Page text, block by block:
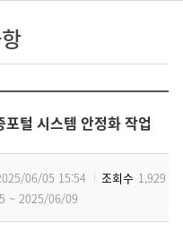
털 시스템 안정화 작업
06/05 15:54 조회수 1,929
~ 2025/06/09